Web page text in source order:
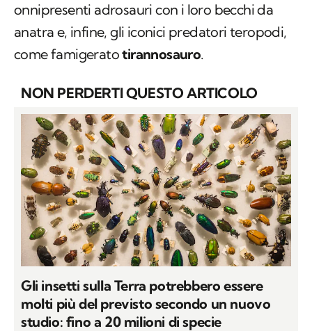
onnipresenti adrosauri con i loro becchi da
anatra e, infine, gli iconici predatori teropodi,
come famigeratotirannosauro.
NON PERDERTI QUESTO ARTICOLO
Gli insetti sulla Terra potrebbero essere
molti più del previsto secondo un nuovo
studio: fino a 20 milioni di specie